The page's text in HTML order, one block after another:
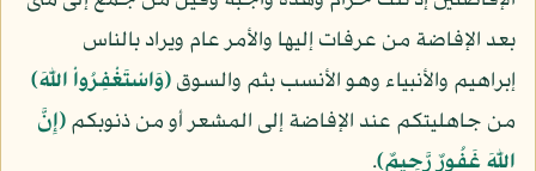
بعد الإفاضة من عرفات إليها والأمر عام ويراد بالناس
إبراهيم والأنبياء وهو الأنسب بثم والسوق﴿وَاسْتَغْفِرُواْ اللّهَ﴾
من جاهليتكم عند الإفاضة إلى المشعر أو من ذنوبكم﴿إِنَّ
اللّهَ غَفُورٌ رَّحِيمٌ﴾.